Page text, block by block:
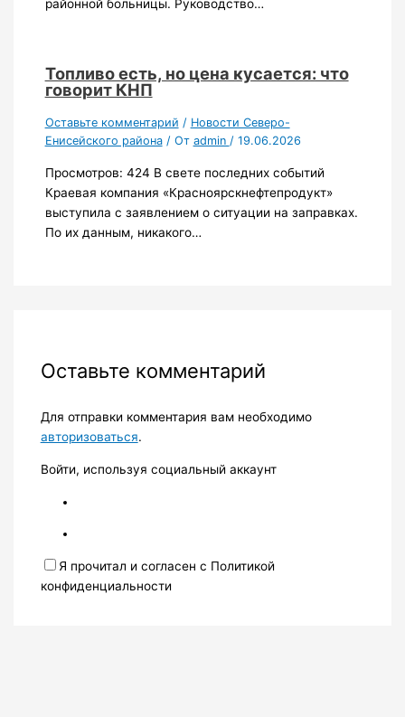
районной больницы. Руководство…
Топливо есть, но цена кусается: что
говорит КНП
Оставьте комментарий / Новости Северо-
Енисейского района/ От admin / 19.06.2026
Просмотров: 424 В свете последних событий
Краевая компания «Красноярскнефтепродукт»
выступила с заявлением о ситуации на заправках.
По их данным, никакого…
Оставьте комментарий
Для отправки комментария вам необходимо
авторизоваться.
Войти, используя социальный аккаунт
Я прочитал и согласен с Политикой
конфиденциальности